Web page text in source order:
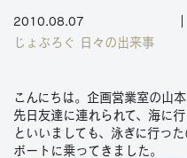
2010.08.07
じょぶろぐ 日々の出来事
こんにちは。企画営業室の山本
先日友達に連れられて、海に行
といいましても、泳ぎに行った
ボートに乗ってきました。